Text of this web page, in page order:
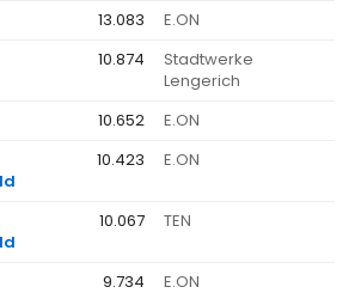
13.083 E.ON
10.874
Stadtwerke
Lengerich
10.652 E.ON
10.423 E.ON
10.067 TEN
9.734 E.ON